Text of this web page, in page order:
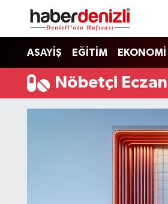
ASAYİŞ EĞİTİM EKONOMİ
Nöbetçi
Denizli Nöbetçi Eczaneler
Denizli Hava Durumu
Denizli Trafik Yoğunluk
Puan Durumu ve Fikstür